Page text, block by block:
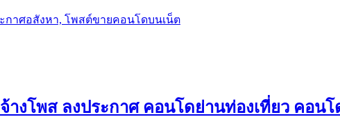
าศอสังหา, โพสต์ขายคอนโดบนเน็ต
างโพส ลงประกาศ คอนโดย่านท่องเที่ยว คอ